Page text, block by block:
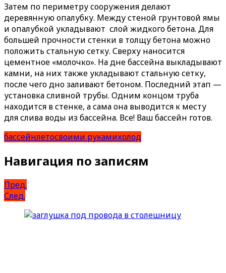
Затем по периметру сооружения делают
деревянную опалубку. Между стеной грунтовой ямы
и опалубкой укладывают слой жидкого бетона. Для
большей прочности стенки в толщу бетона можно
положить стальную сетку. Сверху наносится
цементное «молочко». На дне бассейна выкладывают
камни, на них также укладывают стальную сетку,
после чего дно заливают бетоном. Последний этап —
установка сливной трубы. Одним концом труба
находится в стенке, а сама она выводится к месту
для слива воды из бассейна. Все! Ваш бассейн готов.
бассейнлетосвоими рукамихолод
Навигация по записям
Пред.
След.